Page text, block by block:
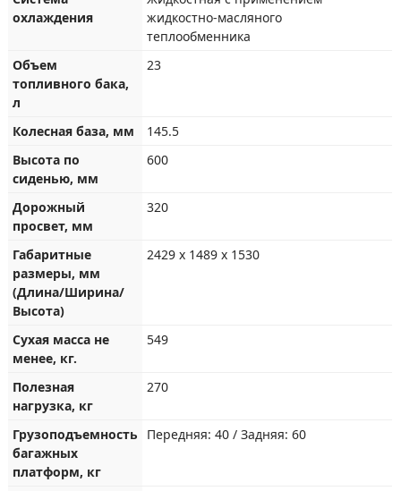
охлаждения
жидкостно-масляного
теплообменника
Объем
топливного бака,
л
23
Колесная база, мм
145.5
Высота по
сиденью, мм
600
Дорожный
просвет, мм
320
Габаритные
размеры, мм
(Длина/Ширина/
Высота)
2429 x 1489 x 1530
Сухая масса не
менее, кг.
549
Полезная
нагрузка, кг
270
Грузоподъемность
багажных
платформ, кг
Передняя: 40 / Задняя: 60